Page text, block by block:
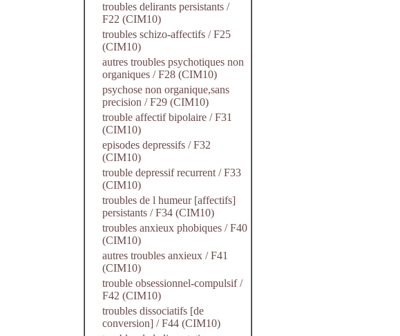
troubles delirants persistants /
F22 (CIM10)
troubles schizo-affectifs / F25
(CIM10)
autres troubles psychotiques non
organiques / F28 (CIM10)
psychose non organique,sans
precision / F29 (CIM10)
trouble affectif bipolaire / F31
(CIM10)
episodes depressifs / F32
(CIM10)
trouble depressif recurrent / F33
(CIM10)
troubles de l humeur [affectifs]
persistants / F34 (CIM10)
troubles anxieux phobiques / F40
(CIM10)
autres troubles anxieux / F41
(CIM10)
trouble obsessionnel-compulsif /
F42 (CIM10)
troubles dissociatifs [de
conversion] / F44 (CIM10)